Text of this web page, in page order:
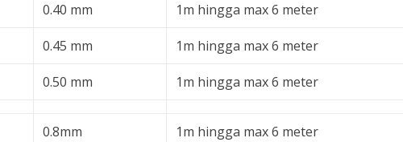
0.40 mm 1m hingga max 6 meter
0.45 mm 1m hingga max 6 meter
0.50 mm 1m hingga max 6 meter
0.8mm 1m hingga max 6 meter